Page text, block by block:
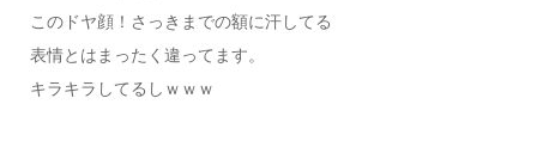
このドヤ顔！さっきまでの額に汗してる
表情とはまったく違ってます。
キラキラしてるしｗｗｗ